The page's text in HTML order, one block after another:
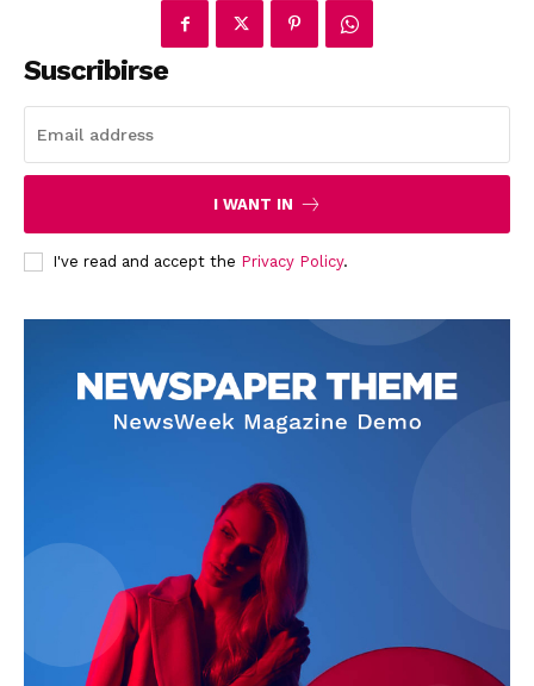
News Week
Company
Contact us
Suscribirse
I WANT IN
I've read and accept the Privacy Policy.